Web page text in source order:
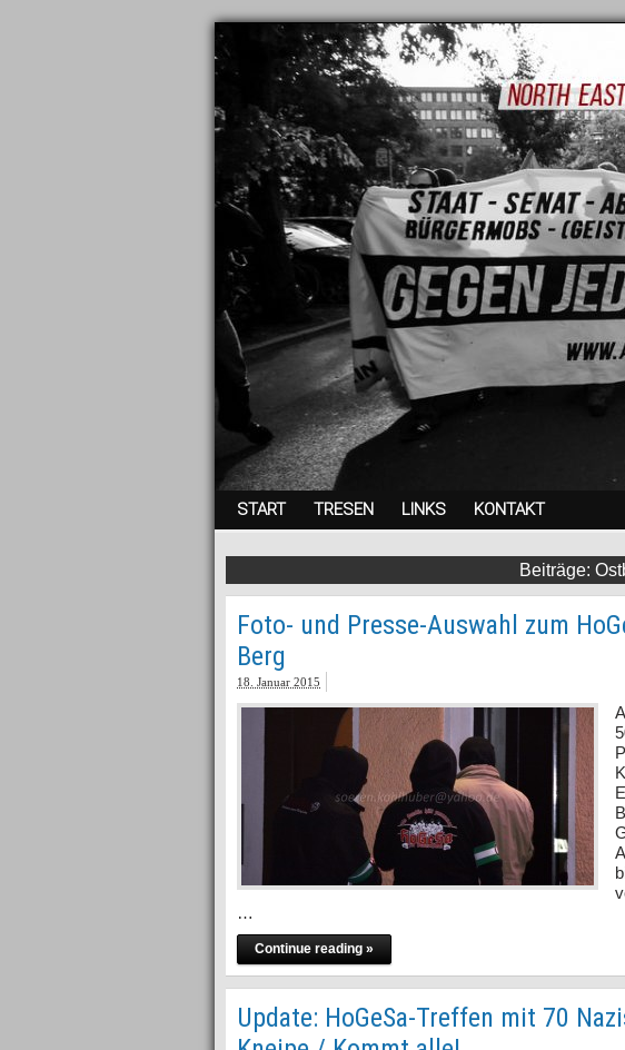
START TRESEN LINKS KONTAKT
Foto- und Presse-Auswahl zum
Berg
18. Januar 2015
…
Continue reading »
Update: HoGeSa-Treffen mit 70